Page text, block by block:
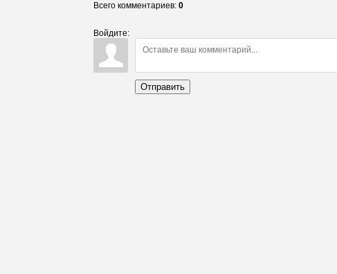
Всего комментариев: 0
Войдите:
Отправить